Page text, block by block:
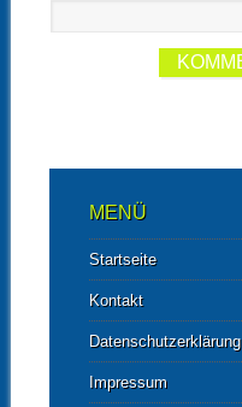
MENÜ
Startseite
Kontakt
Datenschutzerklärung
Impressum